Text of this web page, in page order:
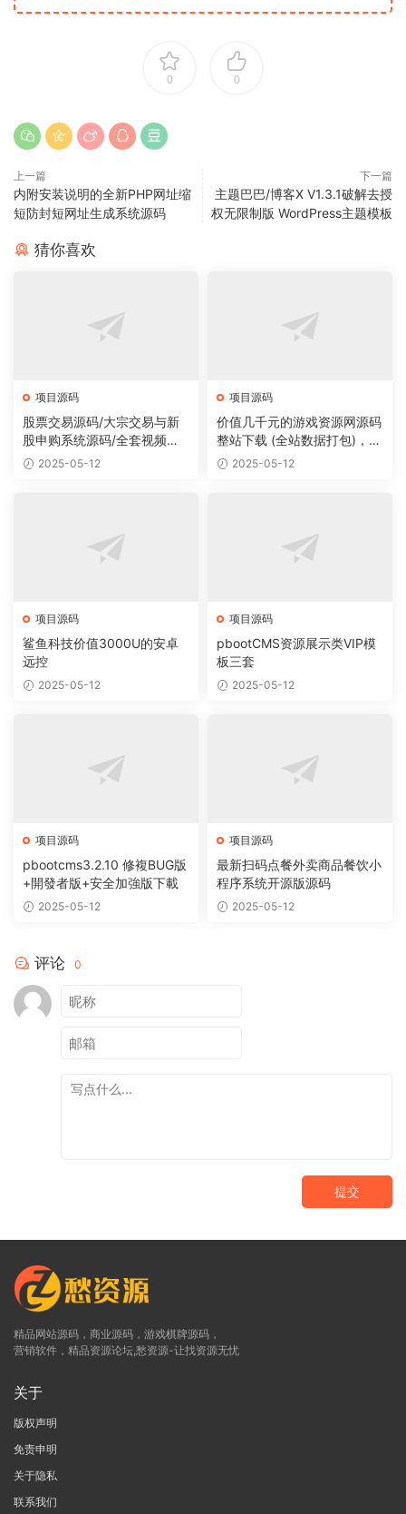
0 0
上一篇
内附安装说明的全新PHP网址缩
短防封短网址生成系统源码
下一篇
主题巴巴/博客X V1.3.1破解去授
权无限制版 WordPress主题模板
猜你喜欢
项目源码
股票交易源码/大宗交易与新
股申购系统源码/全套视频教
程 2025-05-12
项目源码
价值几千元的游戏资源网源码
整站下载 (全站数据打包)，数
据里面有200多个宝贝。
2025-05-12
项目源码
鲨鱼科技价值3000U的安卓
远控
2025-05-12
项目源码
pbootCMS资源展示类VIP模
板三套
2025-05-12
项目源码
pbootcms3.2.10 修複BUG版
+開發者版+安全加強版下載
2025-05-12
项目源码
最新扫码点餐外卖商品餐饮小
程序系统开源版源码
2025-05-12
评论 0
提交
精品网站源码，商业源码，游戏棋牌源码，
营销软件，精品资源论坛,愁资源-让找资源无忧
关于
版权声明
免责申明
关于隐私
联系我们